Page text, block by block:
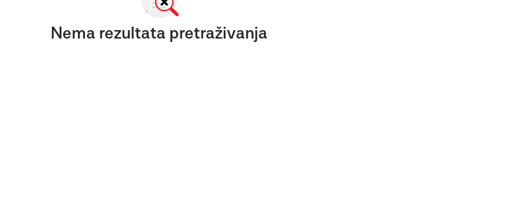
Nema rezultata pretraživanja